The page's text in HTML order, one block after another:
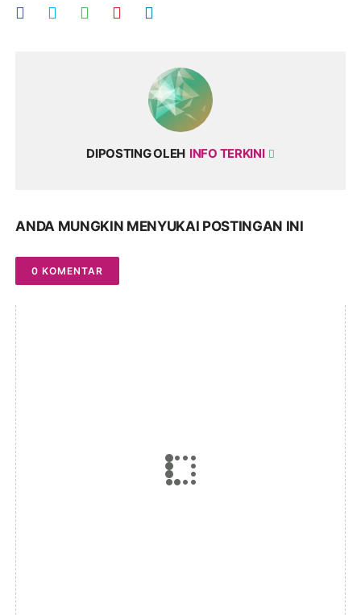
DIPOSTING OLEH INFO TERKINI
ANDA MUNGKIN MENYUKAI POSTINGAN INI
0 KOMENTAR